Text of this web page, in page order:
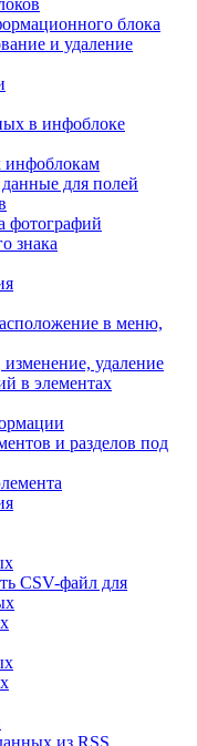
блока
и удаление
в инфоблоке
инфоблокам
для полей
фотографий
знака
в меню,
удаление
в элементах
и разделов под
CSV-файл для
из RSS